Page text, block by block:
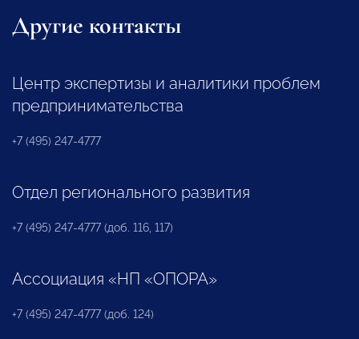
Другие контакты
Центр экспертизы и аналитики проблем
предпринимательства
+7 (495) 247-4777
Отдел регионального развития
+7 (495) 247-4777 (доб. 116, 117)
Ассоциация «НП «ОПОРА»
+7 (495) 247-4777 (доб. 124)